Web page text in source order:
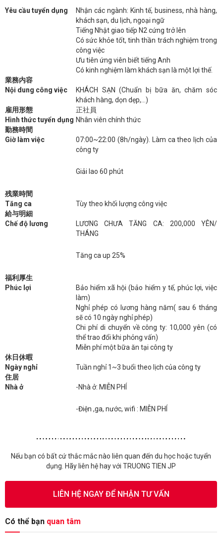
Yêu cầu tuyển dụng
Nhận các ngành: Kinh tế, business, nhà hàng,
khách sạn, du lịch, ngoại ngữ
Tiếng Nhật giao tiếp N2 cứng trở lên
Có sức khỏe tốt, tinh thần trách nghiệm trong
công việc
Ưu tiên ứng viên biết tiếng Anh
Có kinh nghiệm làm khách sạn là một lợi thế.
業務内容
Nội dung công việc
KHÁCH SẠN (Chuẩn bị bữa ăn, chăm sóc
khách hàng, dọn dẹp,…)
雇用形態
正社員
Hình thức tuyển dụng Nhân viên chính thức
勤務時間
Giờ làm việc
07:00~22:00 (8h/ngày). Làm ca theo lịch của
công ty
Giải lao 60 phút
残業時間
Tăng ca
Tùy theo khối lượng công việc
給与明細
Chế độ lương
LƯƠNG CHƯA TĂNG CA: 200,000 YÊN/
THÁNG
Tăng ca up 25%
福利厚生
Phúc lợi
Bảo hiểm xã hội (bảo hiểm y tế, phúc lợi, việc
làm)
Nghỉ phép có lương hàng năm( sau 6 tháng
sẽ có 10 ngày nghỉ phép)
Chi phí di chuyển về công ty: 10,000 yên (có
thể trao đổi khi phỏng vấn)
Miễn phí một bữa ăn tại công ty
休日休暇
Ngày nghỉ
Tuần nghỉ 1~3 buổi theo lịch của công ty
住居
Nhà ở
-Nhà ở: MIỄN PHÍ
-Điện ,ga, nước, wifi : MIỄN PHÍ
Nếu bạn có bất cứ thắc mắc nào liên quan đến du học hoặc tuyển
dụng. Hãy liên hệ hay với TRUONG TIEN JP
LIÊN HỆ NGAY ĐỂ NHẬN TƯ VẤN
Có thể bạn quan tâm